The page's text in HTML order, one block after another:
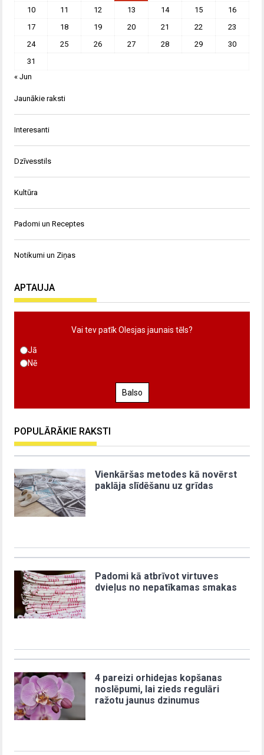
10 11 12 13 14 15
16
17
18 19 20 21 22
23
24
25 26 27 28 29
30
31
« Jun
Jaunākie raksti
Interesanti
Dzīvesstils
Kultūra
Padomi un Receptes
Notikumi un Ziņas
APTAUJA
Vai tev patīk Olesjas jaunais tēls?
Jā
Nē
Balso
POPULĀRĀKIE RAKSTI
Vienkāršas metodes kā novērst
paklāja slīdēšanu uz grīdas
Padomi kā atbrīvot virtuves
dvieļus no nepatīkamas smakas
4 pareizi orhidejas kopšanas
noslēpumi, lai zieds regulāri
ražotu jaunus dzinumus